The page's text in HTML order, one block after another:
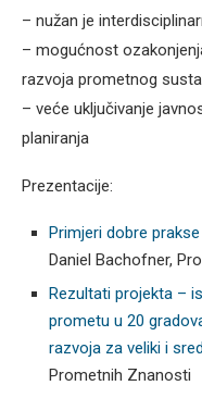
– nužan je
– mogućnost
razvoja prometnog
– veće uključivanje
planiranja
Prezentacije:
Primjeri dobre
Daniel Bachofner,
Rezultati projekta –
prometu u 20
razvoja za veliki i
Prometnih Znanosti